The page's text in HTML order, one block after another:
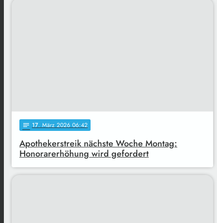
notes 17. März 2026 06:42
Apothekerstreik nächste Woche Montag:
Honorarerhöhung wird gefordert